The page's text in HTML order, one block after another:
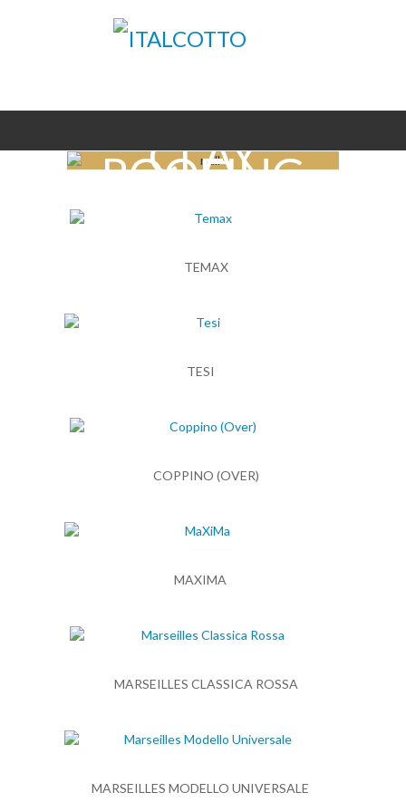
CLAY
ROOFING
TEMAX
TESI
COPPINO (OVER)
MAXIMA
MARSEILLES CLASSICA ROSSA
MARSEILLES MODELLO UNIVERSALE